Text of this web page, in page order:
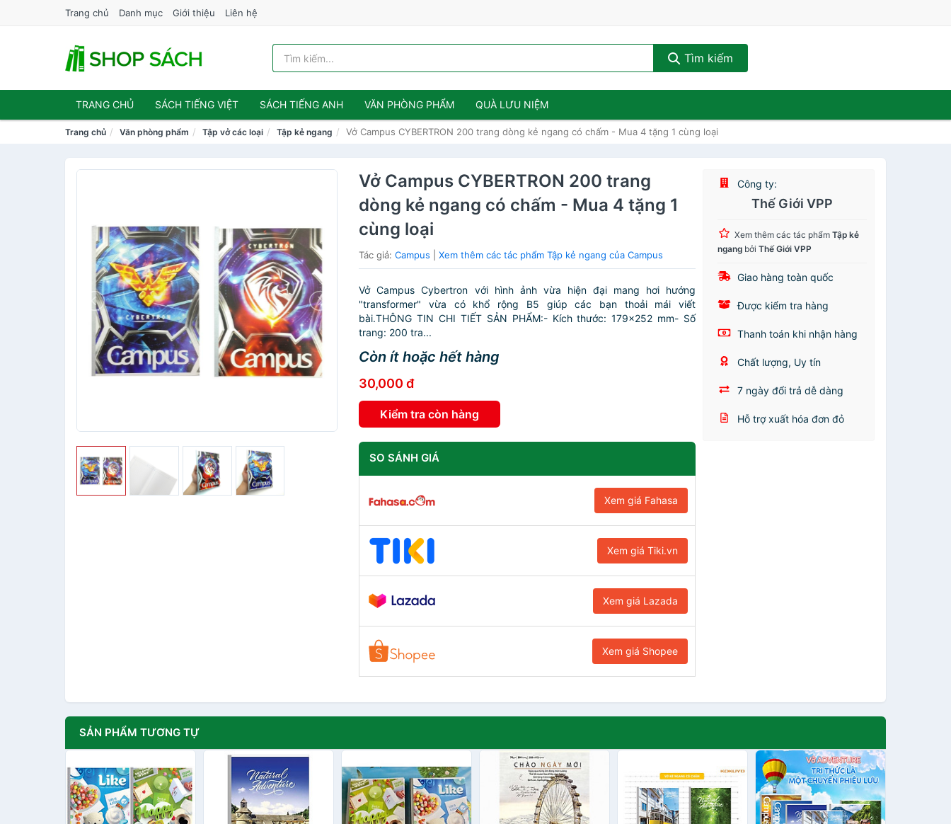
Trang chủ Danh mục Giới thiệu Liên hệ
Tìm kiếm
TRANG CHỦ SÁCH TIẾNG VIỆT SÁCH TIẾNG ANH VĂN PHÒNG PHẨM QUÀ LƯU NIỆM
Trang chủ Văn phòng phẩm Tập vở các loại Tập kẻ ngang Vở Campus CYBERTRON 200 trang dòng kẻ ngang có chấm - Mua 4 tặng 1 cùng loại
Vở Campus CYBERTRON 200 trang
dòng kẻ ngang có chấm - Mua 4 tặng 1
cùng loại
Tác giả:Campus |Xem thêm các tác phẩm Tập kẻ ngang của Campus
Vở Campus Cybertron với hình ảnh vừa hiện đại mang hơi hướng
"transformer" vừa có khổ rộng B5 giúp các bạn thoải mái viết
bài.THÔNG TIN CHI TIẾT SẢN PHẨM:- Kích thước: 179x252 mm- Số
trang: 200 tra...
Còn ít hoặc hết hàng
30,000 đ
Kiểm tra còn hàng
SO SÁNH GIÁ
Xem giá Fahasa
Xem giá Tiki.vn
Xem giá Lazada
Xem giá Shopee
Công ty:
Thế Giới VPP
Xem thêm các tác phẩmTập kẻ
ngang bởiThế Giới VPP
Giao hàng toàn quốc
Được kiểm tra hàng
Thanh toán khi nhận hàng
Chất lượng, Uy tín
7 ngày đổi trả dễ dàng
Hỗ trợ xuất hóa đơn đỏ
SẢN PHẨM TƯƠNG TỰ